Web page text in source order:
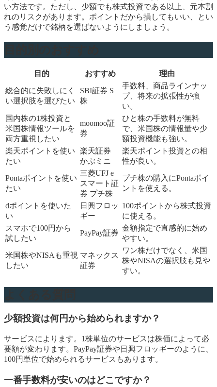
い方法です。ただし、少額でも株式投資である以上、元本割
れのリスクがあります。ポイントだから損してもいい、とい
う感覚だけで銘柄を選ばないようにしましょう。
目的 おすすめ 理由
総合的に失敗しにく
い選択肢を選びたい
SBI証券 S
株
手数料、商品ラインナッ
プ、将来の拡張性が強
い。
国内株の1株投資と
米国株情報ツールを
両方重視したい
moomoo証
券
ひと株の手数料が無料
で、米国株の情報量や少
額投資機能も強い。
楽天ポイントを使い
たい
楽天証券
かぶミニ
楽天ポイント投資との相
性が良い。
Pontaポイントを使い
たい
三菱UFJ e
スマート証
券 プチ株
プチ株の購入にPontaポイ
ントを使える。
dポイントを使いた
い
日興フロッ
ギー
100ポイントから株式投資
に使える。
スマホで100円から
試したい
PayPay証券
金額指定で直感的に始め
やすい。
米国株やNISAも重視
したい
マネックス
証券
ワン株だけでなく、米国
株やNISAの選択肢も見や
すい。
少額投資は何円から始められますか？
サービスによります。1株単位のサービスは株価によって必
要額が変わります。PayPay証券や日興フロッギーのように、
100円単位で始められるサービスもあります。
一番手数料が安いのはどこですか？